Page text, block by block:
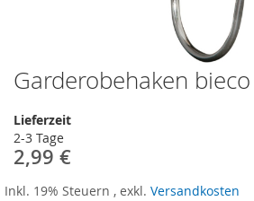
Garderobehaken
Lieferzeit
2-3 Tage
2,99 €
Inkl. 19% Steuern , exkl. Versandkosten
Zum
Anfang
der
Bildergalerie
springen